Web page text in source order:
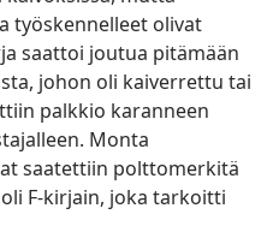
työskennelleet olivat
saattoi joutua pitämään
johon oli kaiverrettu tai
palkkio karanneen
Monta
saatettiin polttomerkitä
F-kirjain, joka tarkoitti